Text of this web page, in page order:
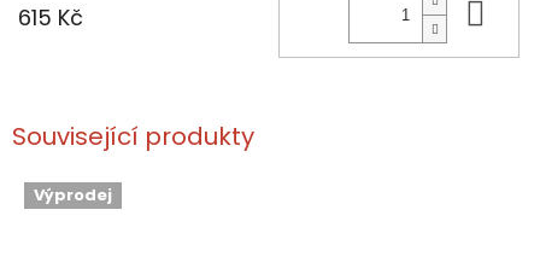
615 Kč
Související produkty
Výprodej